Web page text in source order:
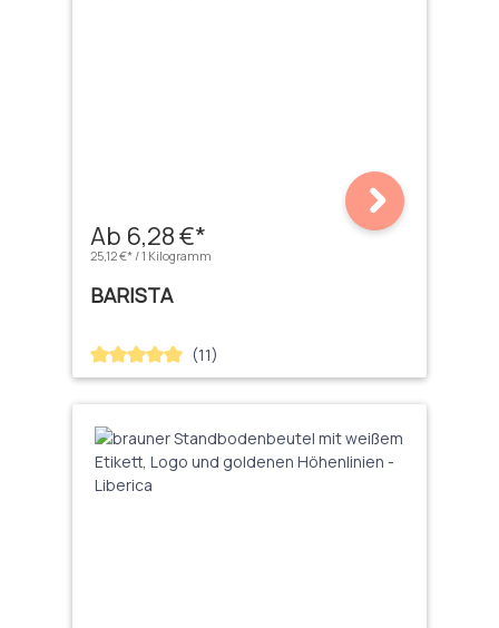
Ab 6,28 €*
25,12 €* / 1 Kilogramm
BARISTA
Durchschnittliche Bewertung von 5 von 5 Sternen
(11)